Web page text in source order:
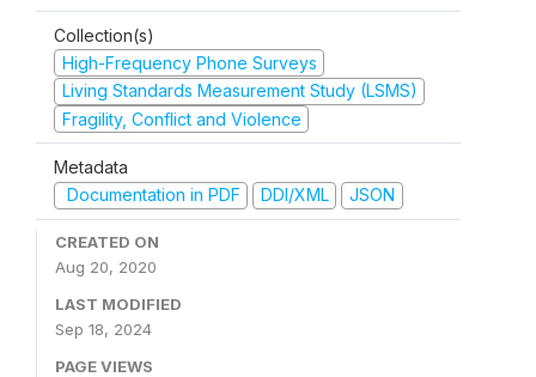
Collection(s)
High-Frequency Phone Surveys
Living Standards Measurement Study (LSMS)
Fragility, Conflict and Violence
Metadata
Documentation in PDF
DDI/XML JSON
CREATED ON
Aug 20, 2020
LAST MODIFIED
Sep 18, 2024
PAGE VIEWS